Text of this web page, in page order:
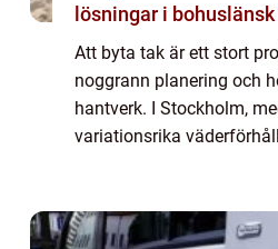
lösningar i
Att byta tak är ett stort
noggrann planering och
hantverk. I Stockholm,
variationsrika